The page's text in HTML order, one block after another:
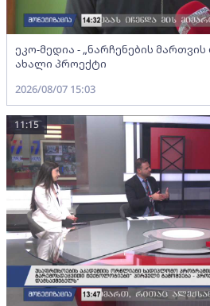
ეკო-მედია - „ნარჩენების მართვის
ახალი პროექტი
2026/08/07 15:03
11:15